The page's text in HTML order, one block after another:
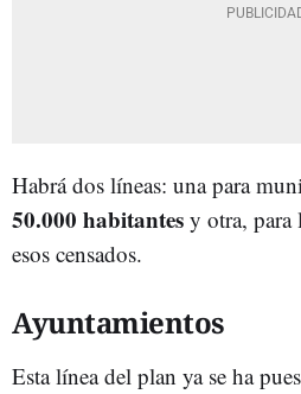
Habrá dos líneas: una para
50.000 habitantes y otra, para
esos censados.
Ayuntamientos
Esta línea del plan ya se ha